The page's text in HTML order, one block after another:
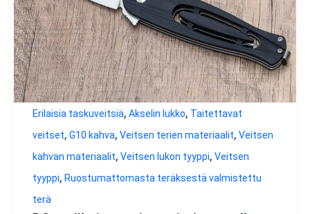
Erilaisia taskuveitsiä, Akselin lukko, Taitettavat
veitset, G10 kahva, Veitsen terien materiaalit, Veitsen
kahvan materiaalit, Veitsen lukon tyyppi, Veitsen
tyyppi, Ruostumattomasta teräksestä valmistettu
terä